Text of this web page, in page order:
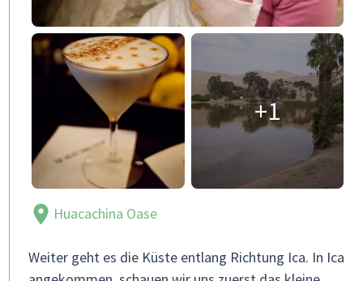
+1
Huacachina Oase
Weiter geht es die Küste entlang Richtung Ica. In Ica